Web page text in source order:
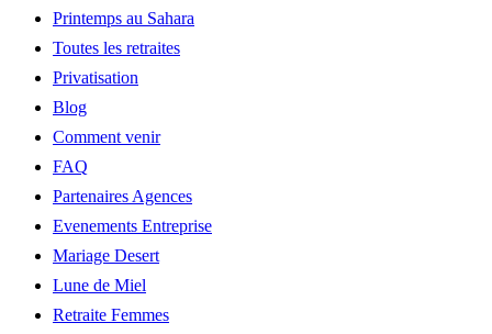
Printemps au Sahara
Toutes les retraites
Privatisation
Blog
Comment venir
FAQ
Partenaires Agences
Evenements Entreprise
Mariage Desert
Lune de Miel
Retraite Femmes